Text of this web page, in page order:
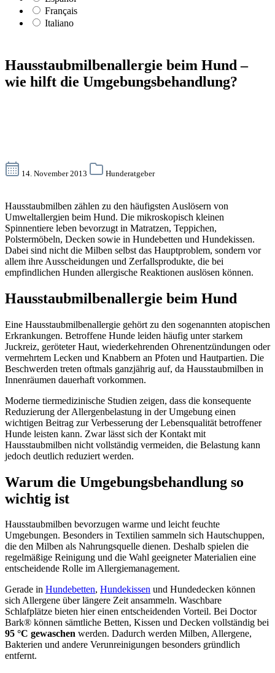
Français
Italiano
Hausstaubmilbenallergie beim Hund –
wie hilft die Umgebungsbehandlung?
14. November 2013 Hunderatgeber
Hausstaubmilben zählen zu den häufigsten Auslösern von
Umweltallergien beim Hund. Die mikroskopisch kleinen
Spinnentiere leben bevorzugt in Matratzen, Teppichen,
Polstermöbeln, Decken sowie in Hundebetten und Hundekissen.
Dabei sind nicht die Milben selbst das Hauptproblem, sondern vor
allem ihre Ausscheidungen und Zerfallsprodukte, die bei
empfindlichen Hunden allergische Reaktionen auslösen können.
Hausstaubmilbenallergie beim Hund
Eine Hausstaubmilbenallergie gehört zu den sogenannten atopischen
Erkrankungen. Betroffene Hunde leiden häufig unter starkem
Juckreiz, geröteter Haut, wiederkehrenden Ohrenentzündungen oder
vermehrtem Lecken und Knabbern an Pfoten und Hautpartien. Die
Beschwerden treten oftmals ganzjährig auf, da Hausstaubmilben in
Innenräumen dauerhaft vorkommen.
Moderne tiermedizinische Studien zeigen, dass die konsequente
Reduzierung der Allergenbelastung in der Umgebung einen
wichtigen Beitrag zur Verbesserung der Lebensqualität betroffener
Hunde leisten kann. Zwar lässt sich der Kontakt mit
Hausstaubmilben nicht vollständig vermeiden, die Belastung kann
jedoch deutlich reduziert werden.
Warum die Umgebungsbehandlung so
wichtig ist
Hausstaubmilben bevorzugen warme und leicht feuchte
Umgebungen. Besonders in Textilien sammeln sich Hautschuppen,
die den Milben als Nahrungsquelle dienen. Deshalb spielen die
regelmäßige Reinigung und die Wahl geeigneter Materialien eine
entscheidende Rolle im Allergiemanagement.
Gerade in Hundebetten, Hundekissen und Hundedecken können
sich Allergene über längere Zeit ansammeln. Waschbare
Schlafplätze bieten hier einen entscheidenden Vorteil. Bei Doctor
Bark® können sämtliche Betten, Kissen und Decken vollständig bei
95 °C gewaschen werden. Dadurch werden Milben, Allergene,
Bakterien und andere Verunreinigungen besonders gründlich
entfernt.